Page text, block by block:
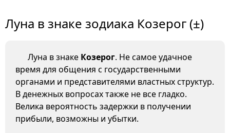
Луна в знаке зодиака Козерог (±)
Луна в знаке Козерог. Не самое удачное
время для общения с государственными
органами и представителями властных структур.
В денежных вопросах также не все гладко.
Велика вероятность задержки в получении
прибыли, возможны и убытки.